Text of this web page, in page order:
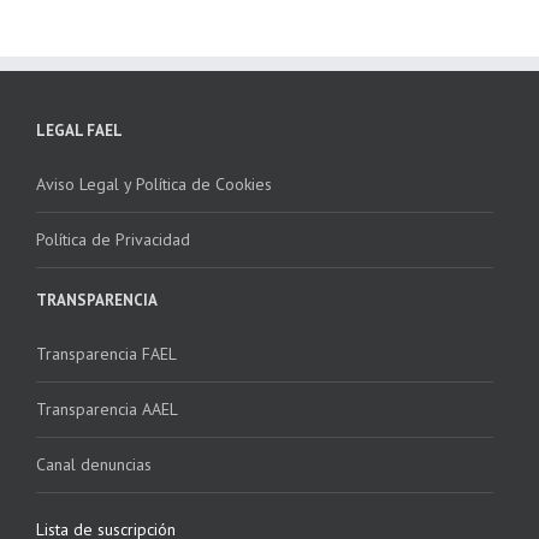
LEGAL FAEL
Aviso Legal y Política de Cookies
Política de Privacidad
TRANSPARENCIA
Transparencia FAEL
Transparencia AAEL
Canal denuncias
Lista de suscripción